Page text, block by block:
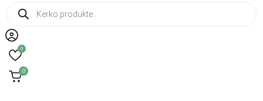
Products
search
0
0